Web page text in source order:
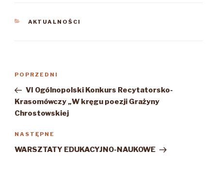
KATEGORIE
AKTUALNOŚCI
Poprzedni
wpis
POPRZEDNI
VI Ogólnopolski Konkurs Recytatorsko-
Krasomówczy „W kręgu poezji Grażyny
Chrostowskiej
Następny
wpis
NASTĘPNE
WARSZTATY EDUKACYJNO-NAUKOWE